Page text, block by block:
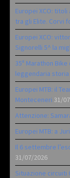
Europei XCO:
tra gli Elite. Corvi
Europei XCO:
Signorelli 5^ la
35ª Marathon
leggendaria storia
Europei MTB: il
Monteceneri 31/
Attenzione:
Europei MTB: a
Il 6 settembre
31/07/2026
Situazione circuiti